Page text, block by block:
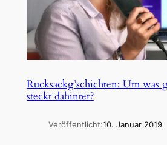
Rucksackg’schichten: Um was
steckt dahinter?
Veröffentlicht:10. Januar 2019